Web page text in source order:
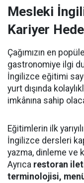
Mesleki
Kariyer
Çağımızın en
gastronomiye ilgi
İngilizce eğitimi
yurt dışında
imkânına sahip
Eğitimlerin ilk
İngilizce dersleri
yazma, dinleme ve
Ayrıca restoran
terminolojisi,